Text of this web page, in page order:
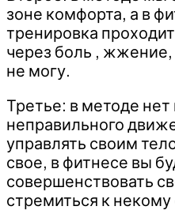
зоне комфорта, а в
тренировка
через боль , жжение,
не могу.
Третье: в методе нет
неправильного
управлять своим
свое, в фитнесе вы
совершенствовать
стремиться к